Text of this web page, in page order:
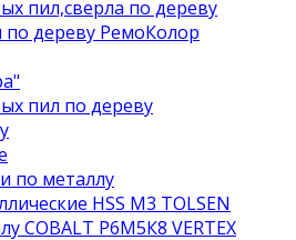
пил,сверла по дереву
дереву РемоКолор
пил по дереву
по металлу
HSS M3 TOLSEN
COBALT Р6М5К8 VERTEX